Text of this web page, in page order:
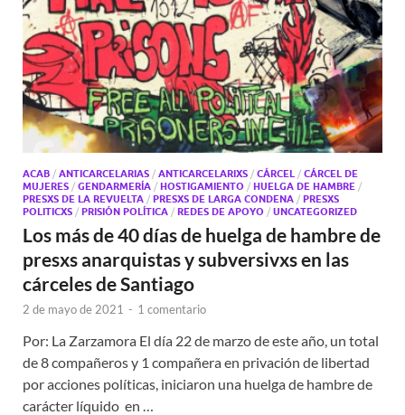
ACAB / ANTICARCELARIAS / ANTICARCELARIXS / CÁRCEL / CÁRCEL DE
MUJERES / GENDARMERÍA / HOSTIGAMIENTO / HUELGA DE HAMBRE /
PRESXS DE LA REVUELTA / PRESXS DE LARGA CONDENA / PRESXS
POLITICXS / PRISIÓN POLÍTICA / REDES DE APOYO / UNCATEGORIZED
Los más de 40 días de huelga de hambre de
presxs anarquistas y subversivxs en las
cárceles de Santiago
2 de mayo de 2021 - 1 comentario
Por: La Zarzamora El día 22 de marzo de este año, un total
de 8 compañeros y 1 compañera en privación de libertad
por acciones políticas, iniciaron una huelga de hambre de
carácter líquido en …